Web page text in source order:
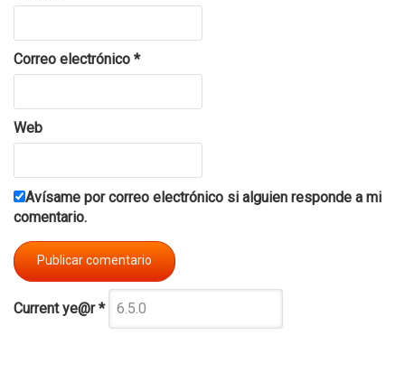
Correo electrónico *
Web
Avísame por correo electrónico si alguien responde a mi
comentario.
Current ye@r*